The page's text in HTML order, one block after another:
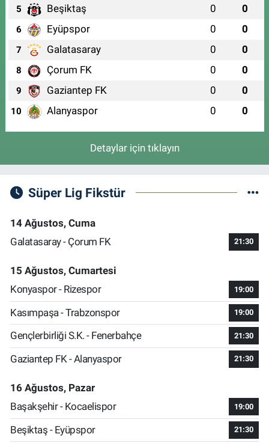
5 Beşiktaş 0 0
6 Eyüpspor 0 0
7 Galatasaray 0 0
8 Çorum FK 0 0
9 Gaziantep FK 0 0
10 Alanyaspor 0 0
Detaylar için tıklayın
Süper Lig Fikstür
14 Ağustos, Cuma
Galatasaray - Çorum FK
21:30
15 Ağustos, Cumartesi
Konyaspor - Rizespor
19:00
Kasımpaşa - Trabzonspor 19:00
Gençlerbirliği S.K. - Fenerbahçe 21:30
Gaziantep FK - Alanyaspor 21:30
16 Ağustos, Pazar
Başakşehir - Kocaelispor
19:00
Beşiktaş - Eyüpspor 21:30